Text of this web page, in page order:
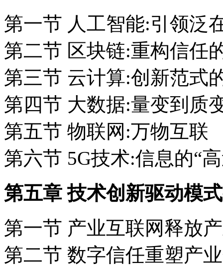
第一节 人工智能:引领泛
第二节 区块链:重构信任
第三节 云计算:创新范式
第四节 大数据:量变到质
第五节 物联网:万物互联
第六节 5G技术:信息的“
第五章 技术创新驱动模
第一节 产业互联网释放
第二节 数字信任重塑产